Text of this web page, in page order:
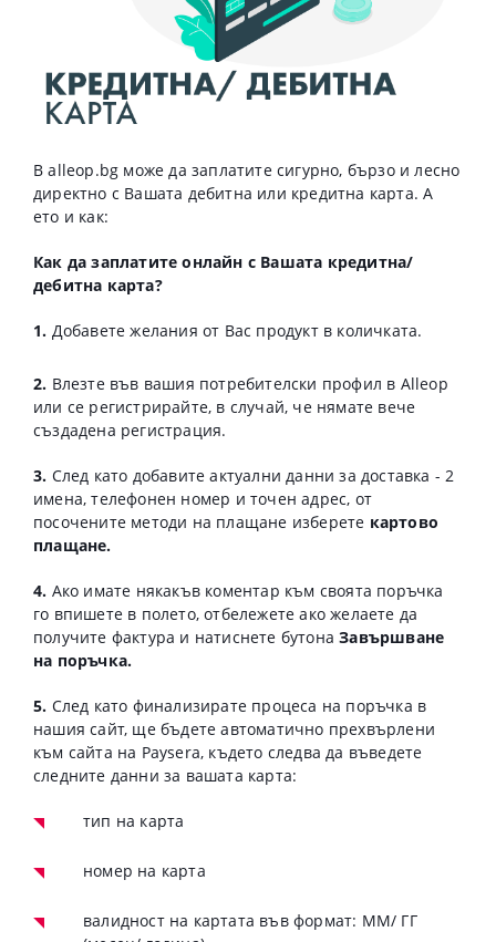
В alleop.bg може да заплатите сигурно, бързо и лесно
директно с Вашата дебитна или кредитна карта. А
ето и как:
Как да заплатите онлайн с Вашата кредитна/
дебитна карта?
1. Добавете желания от Вас продукт в количката.
2. Влезте във вашия потребителски профил в Alleop
или се регистрирайте, в случай, че нямате вече
създадена регистрация.
3. След като добавите актуални данни за доставка - 2
имена, телефонен номер и точен адрес, от
посочените методи на плащане изберете картово
плащане.
4. Ако имате някакъв коментар към своята поръчка
го впишете в полето, отбележете ако желаете да
получите фактура и натиснете бутонаЗавършване
на поръчка.
5. След като финализирате процеса на поръчка в
нашия сайт, ще бъдете автоматично прехвърлени
към сайта на Paysera, където следва да въведете
следните данни за вашата карта:
тип на карта
номер на карта
валидност на картата във формат: ММ/ ГГ